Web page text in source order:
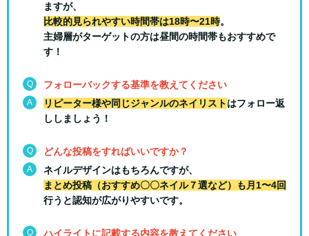
ますが、
比較的見られやすい時間帯は18時〜21時。
主婦層がターゲットの方は昼間の時間帯もおすすめで
す！
Q フォローバックする基準を教えてください
A リピーター様や同じジャンルのネイリストはフォロー返
ししましょう！
Q どんな投稿をすればいいですか？
A
ネイルデザインはもちろんですが、
まとめ投稿（おすすめ〇〇ネイル７選など）も月1〜4回
行うと認知が広がりやすいです。
Q ハイライトに記載する内容を教えてください